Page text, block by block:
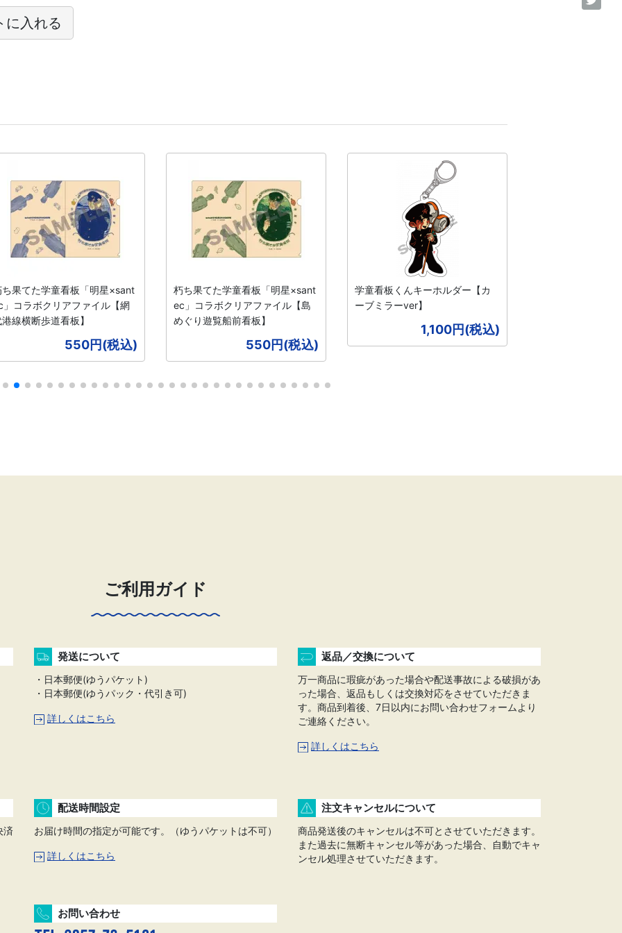
に入れる
ち果てた学童看板「明星×sant
」コラボクリアファイル【網
線横断歩道看板】
550円(税込)
朽ち果てた学童看板「明星×sant
ec」コラボクリアファイル【島
めぐり遊覧船前看板】
550円(税込)
学童看板くんキーホルダー【カ
ーブミラーver】
1,100円(税込)
ご利用ガイド
発送について
・日本郵便(ゆうパケット)
・日本郵便(ゆうパック・代引き可)
詳しくはこちら
返品／交換について
万一商品に瑕疵があった場合や配送事故による破損があ
った場合、返品もしくは交換対応をさせていただきま
す。商品到着後、7日以内にお問い合わせフォームより
ご連絡ください。
詳しくはこちら
済
配送時間設定
お届け時間の指定が可能です。（ゆうパケットは不可）
詳しくはこちら
注文キャンセルについて
商品発送後のキャンセルは不可とさせていただきます。
また過去に無断キャンセル等があった場合、自動でキャ
ンセル処理させていただきます。
お問い合わせ